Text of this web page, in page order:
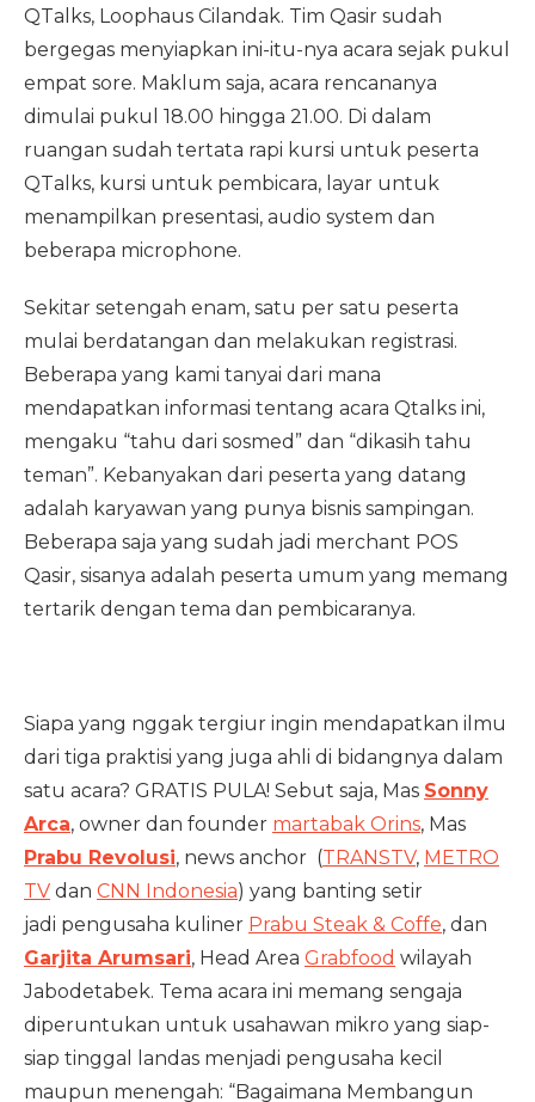
QTalks, Loophaus Cilandak. Tim Qasir sudah
bergegas menyiapkan ini-itu-nya acara sejak pukul
empat sore. Maklum saja, acara rencananya
dimulai pukul 18.00 hingga 21.00. Di dalam
ruangan sudah tertata rapi kursi untuk peserta
QTalks, kursi untuk pembicara, layar untuk
menampilkan presentasi, audio system dan
beberapa microphone.
Sekitar setengah enam, satu per satu peserta
mulai berdatangan dan melakukan registrasi.
Beberapa yang kami tanyai dari mana
mendapatkan informasi tentang acara Qtalks ini,
mengaku “tahu dari sosmed” dan “dikasih tahu
teman”. Kebanyakan dari peserta yang datang
adalah karyawan yang punya bisnis sampingan.
Beberapa saja yang sudah jadi merchant POS
Qasir, sisanya adalah peserta umum yang memang
tertarik dengan tema dan pembicaranya.
Siapa yang nggak tergiur ingin mendapatkan ilmu
dari tiga praktisi yang juga ahli di bidangnya dalam
satu acara? GRATIS PULA! Sebut saja, Mas Sonny
Arca, owner dan founder martabak Orins, Mas
Prabu Revolusi, news anchor (TRANSTV, METRO
TV dan CNN Indonesia) yang banting setir
jadi pengusaha kuliner Prabu Steak & Coffe, dan
Garjita Arumsari, Head Area Grabfood wilayah
Jabodetabek. Tema acara ini memang sengaja
diperuntukan untuk usahawan mikro yang siap-
siap tinggal landas menjadi pengusaha kecil
maupun menengah: “Bagaimana Membangun